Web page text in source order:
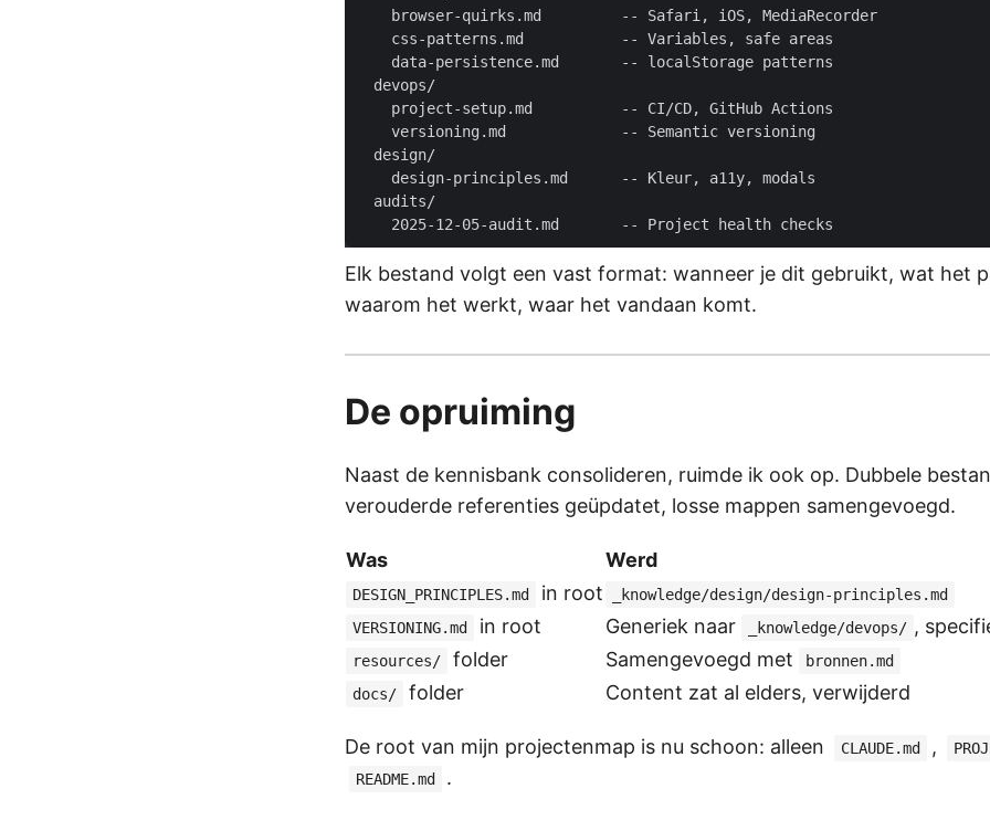
Elk bestand volgt een vast format: wanneer je dit gebruikt, wat het
waarom het werkt, waar het vandaan komt.
De opruiming
Naast de kennisbank consolideren, ruimde ik ook op. Dubbele
verouderde referenties geüpdatet, losse mappen samengevoegd.
Was Werd
DESIGN_PRINCIPLES.md in root
_knowledge/design/design-principles.md
VERSIONING.md
in root Generiek naar _knowledge/devops/ ,
resources/ folder Samengevoegd met
bronnen.md
docs/
folder Content zat al elders, verwijderd
De root van mijn projectenmap is nu schoon: alleen CLAUDE.md ,
README.md .